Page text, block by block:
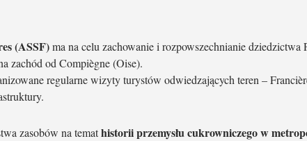
(ASSF)ma na celu zachowanie i rozpowszechnianie
zachód od Compiègne (Oise).
regularne wizyty turystów odwiedzających teren –
zasobów na temathistorii przemysłu cukrowniczego w